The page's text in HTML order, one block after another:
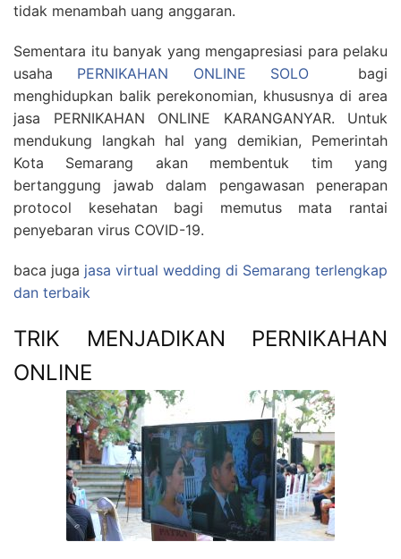
tidak menambah uang anggaran.
Sementara itu banyak yang mengapresiasi para pelaku
usaha PERNIKAHAN ONLINE SOLO bagi
menghidupkan balik perekonomian, khususnya di area
jasa PERNIKAHAN ONLINE KARANGANYAR. Untuk
mendukung langkah hal yang demikian, Pemerintah
Kota Semarang akan membentuk tim yang
bertanggung jawab dalam pengawasan penerapan
protocol kesehatan bagi memutus mata rantai
penyebaran virus COVID-19.
baca juga jasa virtual wedding di Semarang terlengkap
dan terbaik
TRIK MENJADIKAN PERNIKAHAN
ONLINE